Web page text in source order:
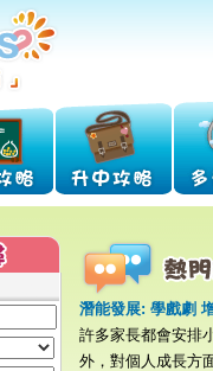
潛能發展: 學戲劇
許多家長都會安排
外，對個人成長方